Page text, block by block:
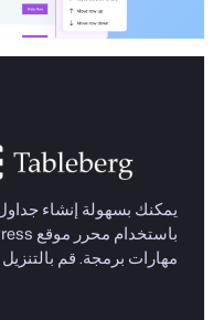
يمكنك بسهولة إنشاء
مهارات برمجة. قم بالتنزيل